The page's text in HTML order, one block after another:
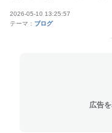
2026-05-10 13:25:57
テーマ： ブログ
広告